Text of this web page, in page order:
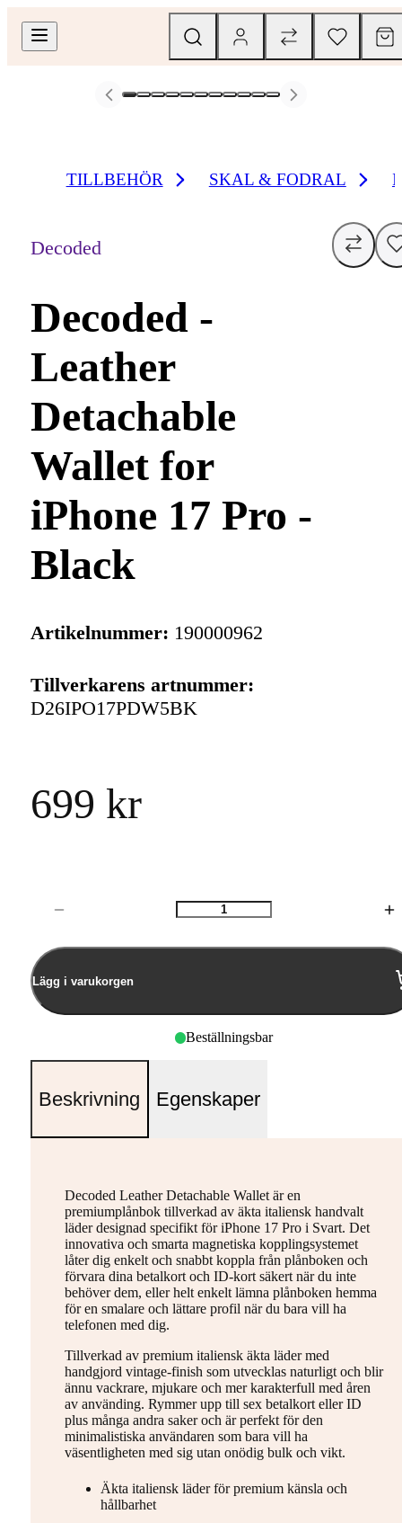
TILLBEHÖR SKAL & FODRAL
Decoded
Decoded -
Leather
Detachable
Wallet for
iPhone 17 Pro -
Black
Artikelnummer: 190000962
Tillverkarens artnummer:
D26IPO17PDW5BK
699 kr
Antal
Lägg i varukorgen
Beställningsbar
Beskrivning Egenskaper
Decoded Leather Detachable Wallet är en
premiumplånbok tillverkad av äkta italiensk handvalt
läder designad specifikt för iPhone 17 Pro i Svart. Det
innovativa och smarta magnetiska kopplingsystemet
låter dig enkelt och snabbt koppla från plånboken och
förvara dina betalkort och ID-kort säkert när du inte
behöver dem, eller helt enkelt lämna plånboken hemma
för en smalare och lättare profil när du bara vill ha
telefonen med dig.
Tillverkad av premium italiensk äkta läder med
handgjord vintage-finish som utvecklas naturligt och blir
ännu vackrare, mjukare och mer karakterfull med åren
av använding. Rymmer upp till sex betalkort eller ID
plus många andra saker och är perfekt för den
minimalistiska användaren som bara vill ha
väsentligheten med sig utan onödig bulk och vikt.
Äkta italiensk läder för premium känsla och
hållbarhet